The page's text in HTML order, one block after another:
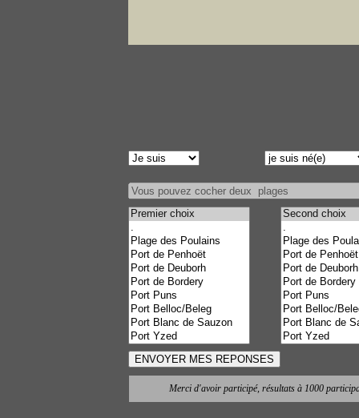
Merci d'avoir participé, résultats à 1000